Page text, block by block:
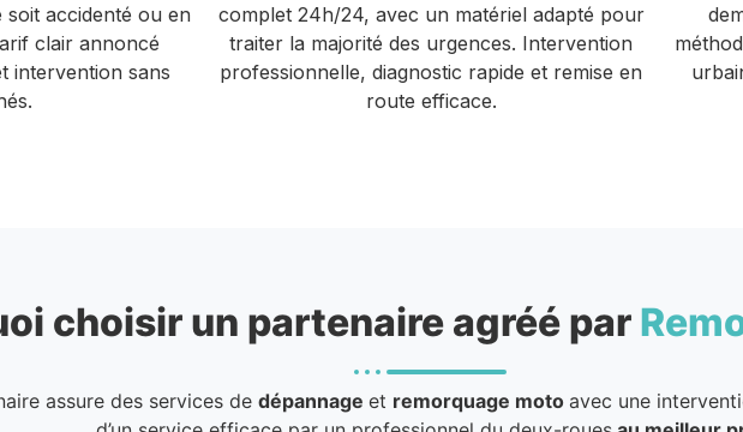
soit accidenté ou en
clair annoncé
intervention sans
complet 24h/24, avec un matériel adapté pour
traiter la majorité des urgences. Intervention
professionnelle, diagnostic rapide et remise en
route efficace.
choisir un partenaire agréé par
assure des services de dépannage et remorquage moto avec une